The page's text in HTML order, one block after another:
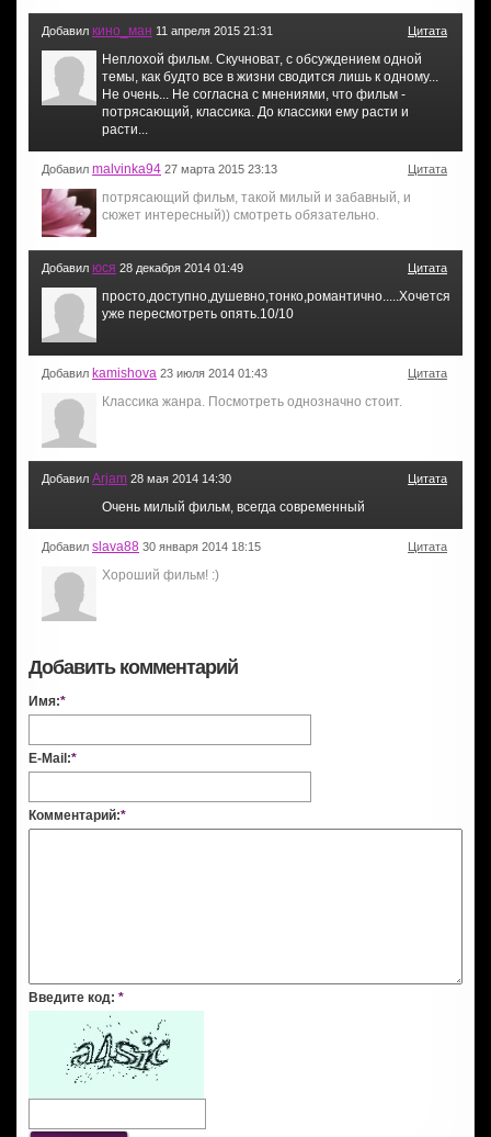
Добавил кино_ман 11 апреля 2015 21:31 Цитата
Неплохой фильм. Скучноват, с обсуждением одной
темы, как будто все в жизни сводится лишь к одному...
Не очень... Не согласна с мнениями, что фильм -
потрясающий, классика. До классики ему расти и
расти...
Добавил malvinka94 27 марта 2015 23:13 Цитата
потрясающий фильм, такой милый и забавный, и
сюжет интересный)) смотреть обязательно.
Добавил юся 28 декабря 2014 01:49 Цитата
просто,доступно,душевно,тонко,романтично.....Хочется
уже пересмотреть опять.10/10
Добавил kamishova 23 июля 2014 01:43 Цитата
Классика жанра. Посмотреть однозначно стоит.
Добавил Arjam 28 мая 2014 14:30 Цитата
Очень милый фильм, всегда современный
Добавил slava88 30 января 2014 18:15 Цитата
Хороший фильм! :)
Добавить комментарий
Имя:*
E-Mail:*
Комментарий:*
Введите код: *